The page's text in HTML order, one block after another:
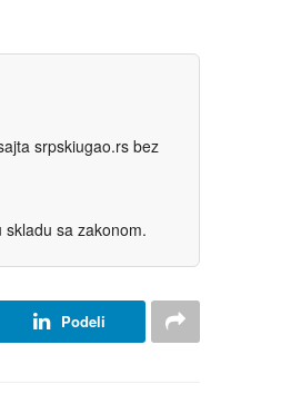
srpskiugao.rs bez
sa zakonom.
Podeli